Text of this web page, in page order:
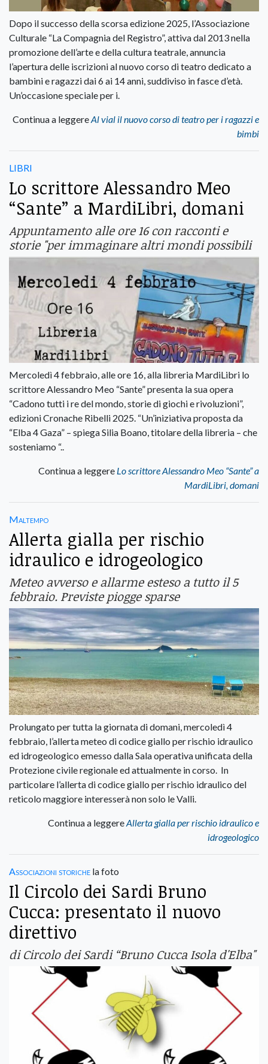
Dopo il successo della scorsa edizione 2025, l’Associazione
Culturale “La Compagnia del Registro”, attiva dal 2013 nella
promozione dell’arte e della cultura teatrale, annuncia
l’apertura delle iscrizioni al nuovo corso di teatro dedicato a
bambini e ragazzi dai 6 ai 14 anni, suddiviso in fasce d’età.
Un’occasione speciale per i.
Continua a leggereAl vial il nuovo corso di teatro per i ragazzi e
bimbi
LIBRI
Lo scrittore Alessandro Meo
“Sante” a MardiLibri, domani
Appuntamento alle ore 16 con racconti e
storie "per immaginare altri mondi possibili
Mercoledì 4 febbraio, alle ore 16, alla libreria MardiLibri lo
scrittore Alessandro Meo “Sante” presenta la sua opera
“Cadono tutti i re del mondo, storie di giochi e rivoluzioni”,
edizioni Cronache Ribelli 2025. “Un’iniziativa proposta da
“Elba 4 Gaza” – spiega Silia Boano, titolare della libreria – che
sosteniamo “..
Continua a leggere Lo scrittore Alessandro Meo “Sante” a
MardiLibri, domani
Maltempo
Allerta gialla per rischio
idraulico e idrogeologico
Meteo avverso e allarme esteso a tutto il 5
febbraio. Previste piogge sparse
Prolungato per tutta la giornata di domani, mercoledì 4
febbraio, l’allerta meteo di codice giallo per rischio idraulico
ed idrogeologico emesso dalla Sala operativa unificata della
Protezione civile regionale ed attualmente in corso. In
particolare l’allerta di codice giallo per rischio idraulico del
reticolo maggiore interesserà non solo le Valli.
Continua a leggereAllerta gialla per rischio idraulico e
idrogeologico
Associazioni storiche la foto
Il Circolo dei Sardi Bruno
Cucca: presentato il nuovo
direttivo
di Circolo dei Sardi “Bruno Cucca Isola d'Elba"